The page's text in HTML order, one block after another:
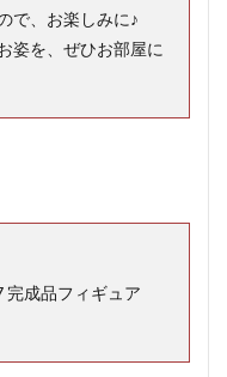
で、お楽しみに♪
姿を、ぜひお部屋に
完成品フィギュア